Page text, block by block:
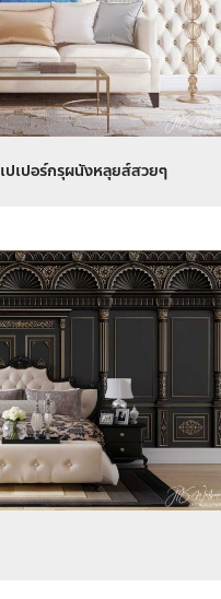
เปอร์กรุผนังหลุยส์สวยๆ